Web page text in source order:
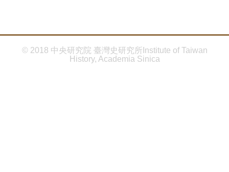
© 2018 中央研究院 臺灣史研究所Institute of Taiwan
History, Academia Sinica